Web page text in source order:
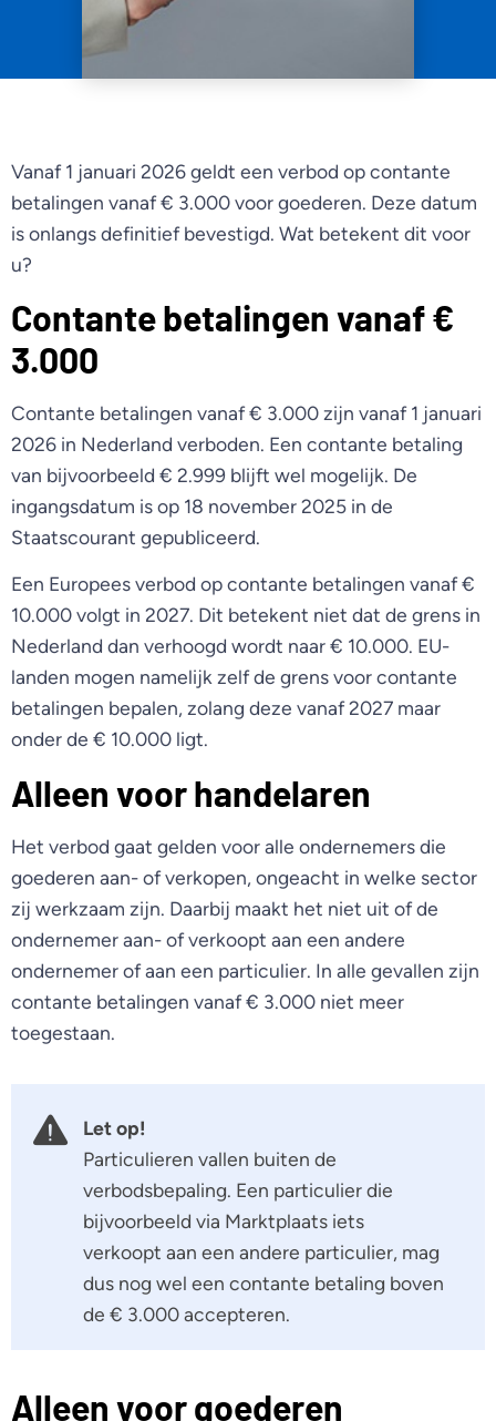
Vanaf 1 januari 2026 geldt een verbod op contante
betalingen vanaf € 3.000 voor goederen. Deze datum
is onlangs definitief bevestigd. Wat betekent dit voor
u?
Contante betalingen vanaf €
3.000
Contante betalingen vanaf € 3.000 zijn vanaf 1 januari
2026 in Nederland verboden. Een contante betaling
van bijvoorbeeld € 2.999 blijft wel mogelijk. De
ingangsdatum is op 18 november 2025 in de
Staatscourant gepubliceerd.
Een Europees verbod op contante betalingen vanaf €
10.000 volgt in 2027. Dit betekent niet dat de grens in
Nederland dan verhoogd wordt naar € 10.000. EU-
landen mogen namelijk zelf de grens voor contante
betalingen bepalen, zolang deze vanaf 2027 maar
onder de € 10.000 ligt.
Alleen voor handelaren
Het verbod gaat gelden voor alle ondernemers die
goederen aan- of verkopen, ongeacht in welke sector
zij werkzaam zijn. Daarbij maakt het niet uit of de
ondernemer aan- of verkoopt aan een andere
ondernemer of aan een particulier. In alle gevallen zijn
contante betalingen vanaf € 3.000 niet meer
toegestaan.
Let op!
Particulieren vallen buiten de
verbodsbepaling. Een particulier die
bijvoorbeeld via Marktplaats iets
verkoopt aan een andere particulier, mag
dus nog wel een contante betaling boven
de € 3.000 accepteren.
Alleen voor goederen